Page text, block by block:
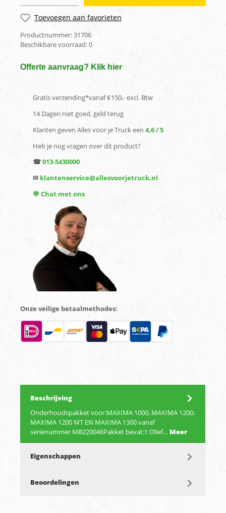
Toevoegen aan favorieten
Productnummer:31706
Beschikbare voorraad:0
Offerte aanvraag? Klik hier
Gratis verzending*vanaf €150,- excl. Btw
14 Dagen niet goed, geld terug
Klanten geven Alles voor je Truck een 4,6 / 5
Heb je nog vragen over dit product?
☎013-5430000
✉ klantenservice@allesvoorjetruck.nl
💬 Chat met ons
Onze veilige betaalmethodes:
Beschrijving
Onderhoudspakket voor:MAXIMA 1000, MAXIMA 1200,
MAXIMA 1200 MT EN MAXIMA 1300 vanaf
serienummer MB220046Pakket bevat:1 Olief… Meer
Eigenschappen
Beoordelingen